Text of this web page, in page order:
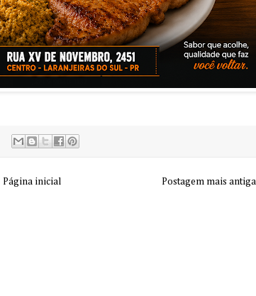
Postagem mais antiga
Página inicial